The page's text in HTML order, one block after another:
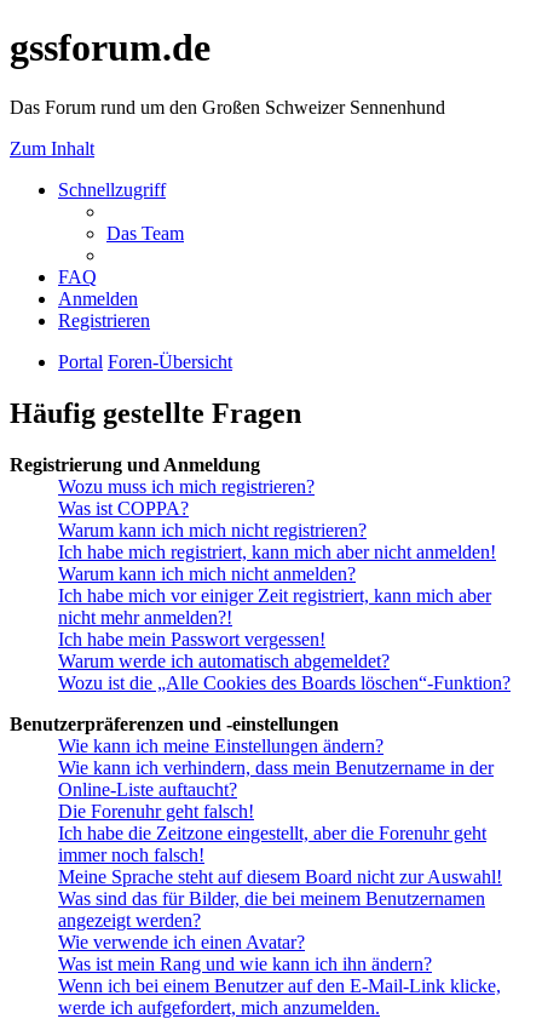
gssforum.de
Das Forum rund um den Großen Schweizer Sennenhund
Zum Inhalt
Schnellzugriff
Das Team
FAQ
Anmelden
Registrieren
Portal Foren-Übersicht
Häufig gestellte Fragen
Registrierung und Anmeldung
Wozu muss ich mich registrieren?
Was ist COPPA?
Warum kann ich mich nicht registrieren?
Ich habe mich registriert, kann mich aber nicht anmelden!
Warum kann ich mich nicht anmelden?
Ich habe mich vor einiger Zeit registriert, kann mich aber
nicht mehr anmelden?!
Ich habe mein Passwort vergessen!
Warum werde ich automatisch abgemeldet?
Wozu ist die „Alle Cookies des Boards löschen“-Funktion?
Benutzerpräferenzen und -einstellungen
Wie kann ich meine Einstellungen ändern?
Wie kann ich verhindern, dass mein Benutzername in der
Online-Liste auftaucht?
Die Forenuhr geht falsch!
Ich habe die Zeitzone eingestellt, aber die Forenuhr geht
immer noch falsch!
Meine Sprache steht auf diesem Board nicht zur Auswahl!
Was sind das für Bilder, die bei meinem Benutzernamen
angezeigt werden?
Wie verwende ich einen Avatar?
Was ist mein Rang und wie kann ich ihn ändern?
Wenn ich bei einem Benutzer auf den E-Mail-Link klicke,
werde ich aufgefordert, mich anzumelden.